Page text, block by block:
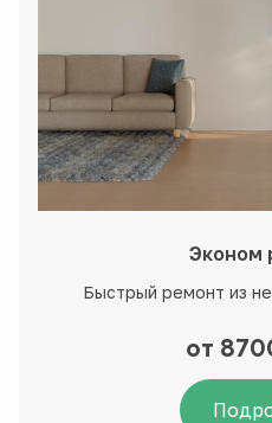
Эконом
Быстрый ремонт из
от